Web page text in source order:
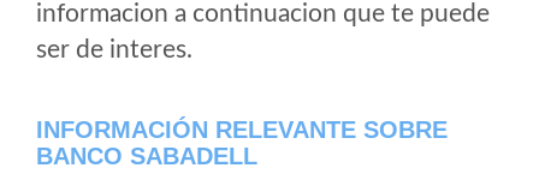
informacion a continuacion que te puede
ser de interes.
INFORMACIÓN RELEVANTE SOBRE
BANCO SABADELL